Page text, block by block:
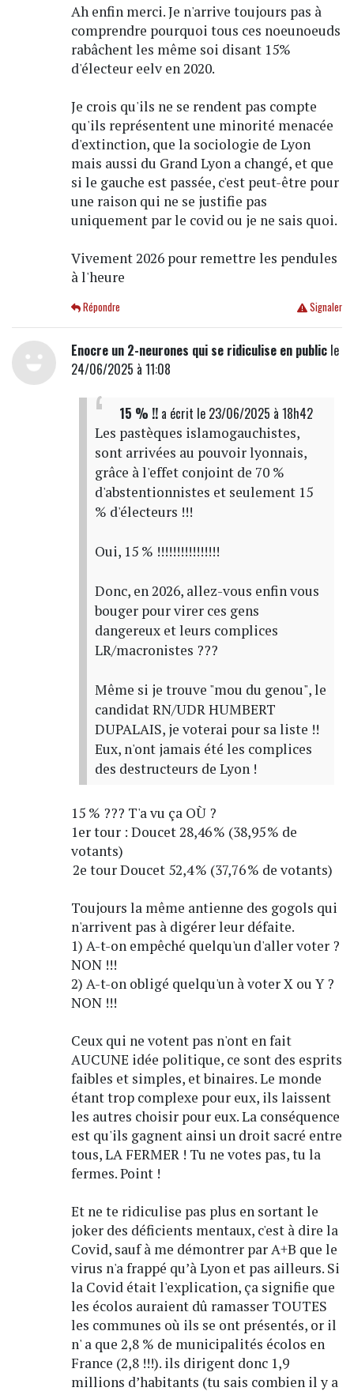
Ah enfin merci. Je n'arrive toujours pas à
comprendre pourquoi tous ces noeunoeuds
rabâchent les même soi disant 15%
d'électeur eelv en 2020.
Je crois qu'ils ne se rendent pas compte
qu'ils représentent une minorité menacée
d'extinction, que la sociologie de Lyon
mais aussi du Grand Lyon a changé, et que
si le gauche est passée, c'est peut-être pour
une raison qui ne se justifie pas
uniquement par le covid ou je ne sais quoi.
Vivement 2026 pour remettre les pendules
à l'heure
Signaler
Répondre
Enocre un 2-neurones qui se ridiculise en publicle
24/06/2025 à 11:08
15 % !!a écrit le 23/06/2025 à 18h42
Les pastèques islamogauchistes,
sont arrivées au pouvoir lyonnais,
grâce à l'effet conjoint de 70 %
d'abstentionnistes et seulement 15
% d'électeurs !!!
Oui, 15 % !!!!!!!!!!!!!!!!
Donc, en 2026, allez-vous enfin vous
bouger pour virer ces gens
dangereux et leurs complices
LR/macronistes ???
Même si je trouve "mou du genou", le
candidat RN/UDR HUMBERT
DUPALAIS, je voterai pour sa liste !!
Eux, n'ont jamais été les complices
des destructeurs de Lyon !
15 % ??? T'a vu ça OÙ ?
1er tour : Doucet 28,46 % (38,95 % de
votants)
2e tour Doucet 52,4 % (37,76 % de votants)
Toujours la même antienne des gogols qui
n'arrivent pas à digérer leur défaite.
1) A-t-on empêché quelqu'un d'aller voter ?
NON !!!
2) A-t-on obligé quelqu'un à voter X ou Y ?
NON !!!
Ceux qui ne votent pas n'ont en fait
AUCUNE idée politique, ce sont des esprits
faibles et simples, et binaires. Le monde
étant trop complexe pour eux, ils laissent
les autres choisir pour eux. La conséquence
est qu'ils gagnent ainsi un droit sacré entre
tous, LA FERMER ! Tu ne votes pas, tu la
fermes. Point !
Et ne te ridiculise pas plus en sortant le
joker des déficients mentaux, c'est à dire la
Covid, sauf à me démontrer par A+B que le
virus n'a frappé qu’à Lyon et pas ailleurs. Si
la Covid était l'explication, ça signifie que
les écolos auraient dû ramasser TOUTES
les communes où ils se ont présentés, or il
n' a que 2,8 % de municipalités écolos en
France (2,8 !!!). ils dirigent donc 1,9
millions d’habitants (tu sais combien il y a